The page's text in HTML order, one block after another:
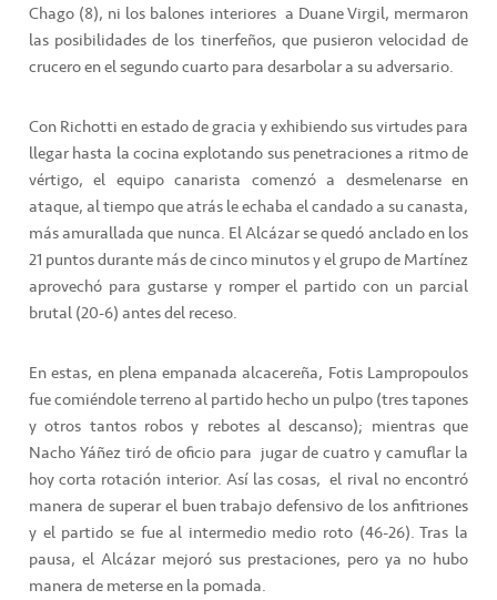
Chago (8), ni los balones interiores a Duane Virgil, mermaron
las posibilidades de los tinerfeños, que pusieron velocidad de
crucero en el segundo cuarto para desarbolar a su adversario.
Con Richotti en estado de gracia y exhibiendo sus virtudes para
llegar hasta la cocina explotando sus penetraciones a ritmo de
vértigo, el equipo canarista comenzó a desmelenarse en
ataque, al tiempo que atrás le echaba el candado a su canasta,
más amurallada que nunca. El Alcázar se quedó anclado en los
21 puntos durante más de cinco minutos y el grupo de Martínez
aprovechó para gustarse y romper el partido con un parcial
brutal (20-6) antes del receso.
En estas, en plena empanada alcacereña, Fotis Lampropoulos
fue comiéndole terreno al partido hecho un pulpo (tres tapones
y otros tantos robos y rebotes al descanso); mientras que
Nacho Yáñez tiró de oficio para jugar de cuatro y camuflar la
hoy corta rotación interior. Así las cosas, el rival no encontró
manera de superar el buen trabajo defensivo de los anfitriones
y el partido se fue al intermedio medio roto (46-26). Tras la
pausa, el Alcázar mejoró sus prestaciones, pero ya no hubo
manera de meterse en la pomada.